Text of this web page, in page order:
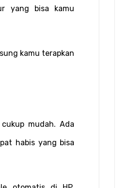
yang bisa kamu
kamu terapkan
mudah. Ada
habis yang bisa